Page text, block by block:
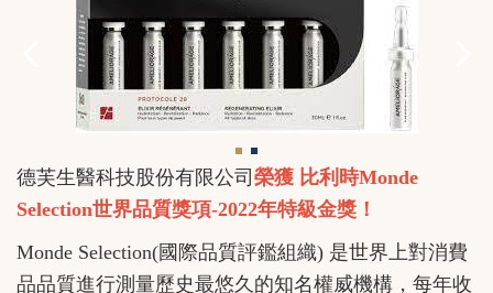
德芙生醫科技股份有限公司 榮獲 比利時Monde
Selection世界品質獎項-2022年特級金獎！
Monde Selection(國際品質評鑑組織) 是世界上對消費
品品質進行測量歷史最悠久的知名權威機構，每年收